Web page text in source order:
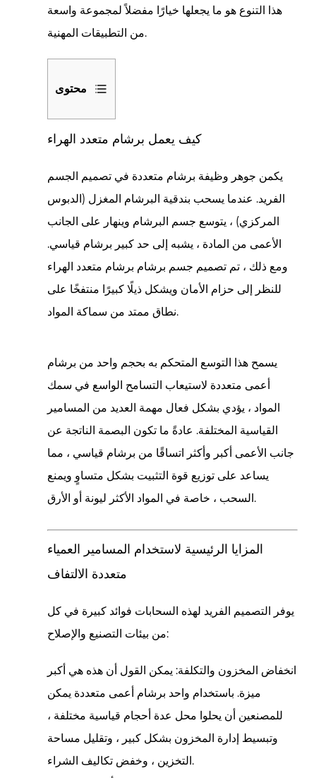
هذا التنوع هو ما يجعلها خيارًا مفضلاً لمجموعة واسعة
من التطبيقات المهنية.
محتوى
1
كيف
برشام
متعدد
الهراء
المزايا
الرئيسية
لاستخدام
المسامير
الالتفاف
3
4
التطبيقات
المشتركة
كيف يعمل برشام متعدد الهراء
يكمن جوهر وظيفة برشام متعددة في تصميم الجسم
الفريد. عندما يسحب بندقية البرشام المغزل (الدبوس
المركزي) ، يتوسع جسم البرشام وينهار على الجانب
الأعمى من المادة ، يشبه إلى حد كبير برشام قياسي.
ومع ذلك ، تم تصميم جسم برشام برشام متعدد الهراء
للنظر إلى حزام الأمان ويشكل ذيلًا كبيرًا منتفخًا على
نطاق ممتد من سماكة المواد.
يسمح هذا التوسع المتحكم به بحجم واحد من برشام
أعمى متعددة لاستيعاب التسامح الواسع في سمك
المواد ، يؤدي بشكل فعال مهمة العديد من المسامير
القياسية المختلفة. عادةً ما تكون البصمة الناتجة عن
جانب الأعمى أكبر وأكثر اتساقًا من برشام قياسي ، مما
يساعد على توزيع قوة التثبيت بشكل متساوٍ ويمنع
السحب ، خاصة في المواد الأكثر ليونة أو الأرق.
المزايا الرئيسية لاستخدام المسامير العمياء
متعددة الالتفاف
يوفر التصميم الفريد لهذه السحابات فوائد كبيرة في كل
من بيئات التصنيع والإصلاح:
انخفاض المخزون والتكلفة: يمكن القول أن هذه هي أكبر
ميزة. باستخدام واحد برشام أعمى متعددة يمكن
للمصنعين أن يحلوا محل عدة أحجام قياسية مختلفة ،
وتبسيط إدارة المخزون بشكل كبير ، وتقليل مساحة
التخزين ، وخفض تكاليف الشراء.